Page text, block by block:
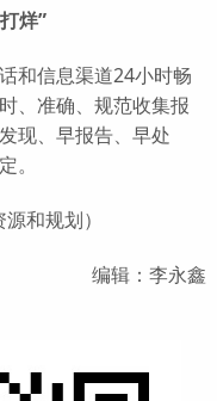
烊”
信息渠道24小时畅
、准确、规范收集报
现、早报告、早处
。
和规划）
编辑：李永鑫